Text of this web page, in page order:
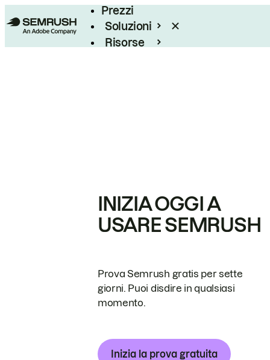
Prezzi
Soluzioni
Risorse
INIZIA OGGI A
USARE SEMRUSH
Prova Semrush gratis per sette
giorni. Puoi disdire in qualsiasi
momento.
Inizia la prova gratuita